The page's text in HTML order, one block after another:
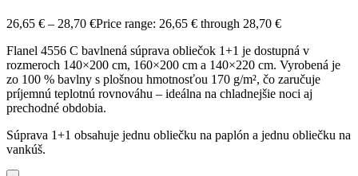
26,65 € – 28,70 €Price range: 26,65 € through 28,70 €
Flanel 4556 C bavlnená súprava obliečok 1+1 je dostupná v
rozmeroch 140×200 cm, 160×200 cm a 140×220 cm. Vyrobená je
zo 100 % bavlny s plošnou hmotnosťou 170 g/m², čo zaručuje
príjemnú teplotnú rovnováhu – ideálna na chladnejšie noci aj
prechodné obdobia.
Súprava 1+1 obsahuje jednu obliečku na paplón a jednu obliečku na
vankúš.